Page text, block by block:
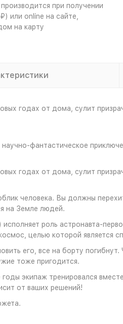
при получении
или online на сайте,
на карту
годах от дома, сулит
фантастическое
годах от дома, сулит
человека. Вы должны
на Земле людей.
роль астронавта-
целью которой является
его, все на борту
тоже пригодится.
экипаж тренировался
от ваших решений!